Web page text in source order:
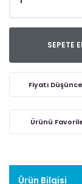
SEPETE
Fiyatı
Ürün Bilgisi